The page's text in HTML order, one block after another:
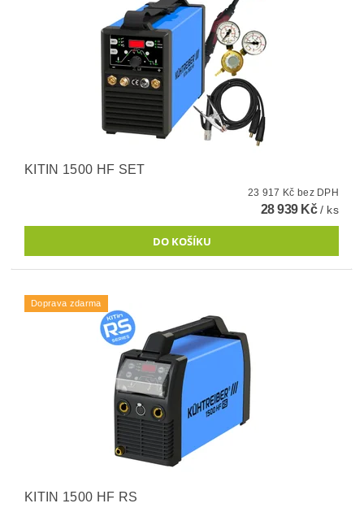
KITIN 1500 HF SET
23 917 Kč bez DPH
28 939 Kč/ ks
Doprava zdarma
KITIN 1500 HF RS